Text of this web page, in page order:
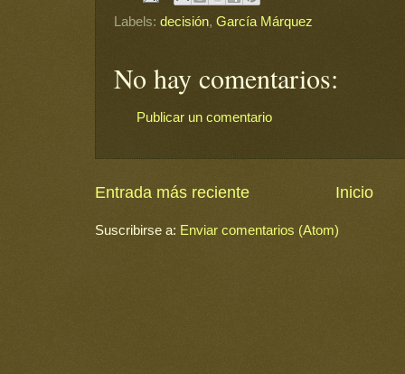
Labels: decisión, García Márquez
No hay comentarios:
Publicar un comentario
Entrada más reciente Inicio
Suscribirse a: Enviar comentarios (Atom)